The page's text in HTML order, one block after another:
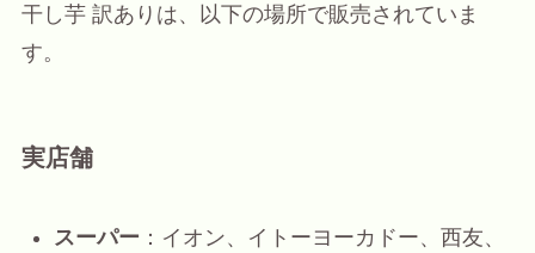
干し芋 訳ありは、以下の場所で販売されていま
す。
実店舗
スーパー ：イオン、イトーヨーカドー、西友、